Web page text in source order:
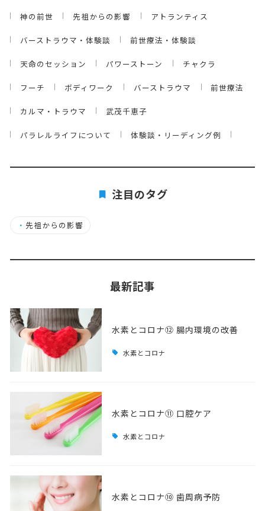
神の前世 先祖からの影響 アトランティス
バーストラウマ・体験談 前世療法・体験談
天命のセッション パワーストーン チャクラ
フーチ ボディワーク バーストラウマ 前世療法
カルマ・トラウマ 武茂千恵子
パラレルライフについて 体験談・リーディング例
注目のタグ
・ 先祖からの影響
最新記事
水素とコロナ⑫ 腸内環境の改善
水素とコロナ
水素とコロナ⑪ 口腔ケア
水素とコロナ
水素とコロナ⑩ 歯周病予防